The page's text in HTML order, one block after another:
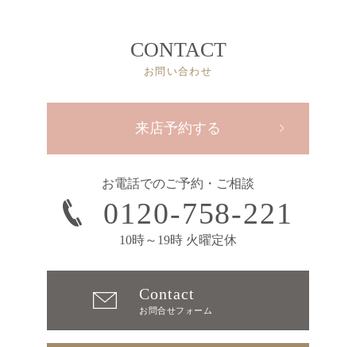
CONTACT
お問い合わせ
来店予約する
お電話でのご予約・ご相談
0120-758-221
10時～19時 火曜定休
Contact
お問合せフォーム